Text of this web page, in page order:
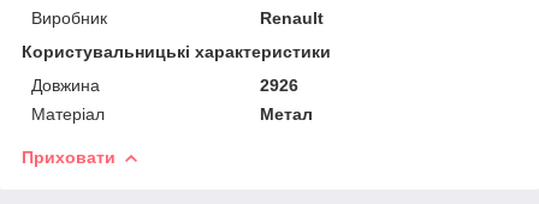
Виробник
Renault
Користувальницькі характеристики
Довжина
2926
Матеріал
Метал
Приховати